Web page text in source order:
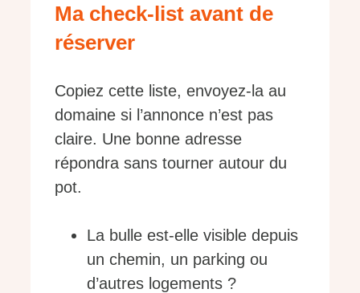
Ma check-list avant de
réserver
Copiez cette liste, envoyez-la au
domaine si l’annonce n’est pas
claire. Une bonne adresse
répondra sans tourner autour du
pot.
La bulle est-elle visible depuis
un chemin, un parking ou
d’autres logements ?